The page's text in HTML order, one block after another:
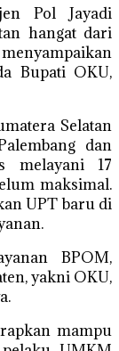
Pol Jayadi
hangat dari
Bupati OKU,
Selatan
dan
melayani 17
maksimal.
UPT baru di
BPOM,
yakni OKU,
mampu